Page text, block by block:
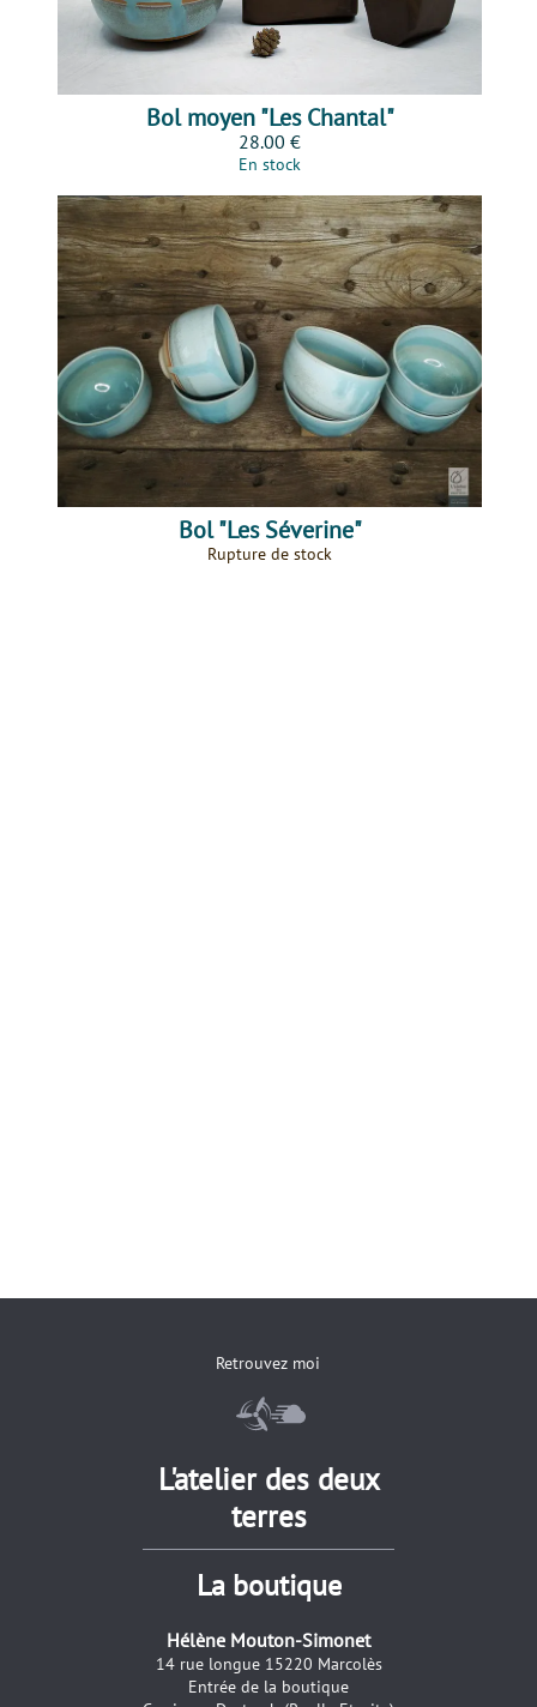
Retrouvez moi
L'atelier des deux
terres
La boutique
Hélène Mouton-Simonet
14 rue longue 15220 Marcolès
Entrée de la boutique
Bol moyen "Les Chantal"
28.00 €
En stock
Bol "Les Séverine"
Rupture de stock